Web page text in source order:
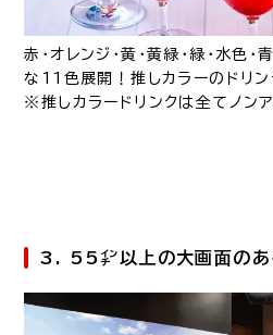
赤・オレンジ・黄・黄緑・緑・水色・
な11色展開！推しカラーのドリン
※推しカラードリンクは全てノン
3. 55㌅以上の大画面のあ